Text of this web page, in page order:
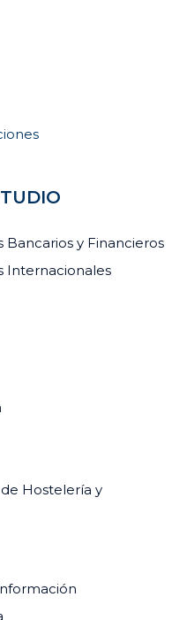
y Financieros
Internacionales
Hostelería y